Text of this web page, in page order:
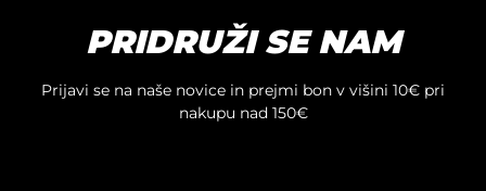
PRIDRUŽI SE NAM
Prijavi se na naše novice in prejmi bon v višini 10€ pri
nakupu nad 150€